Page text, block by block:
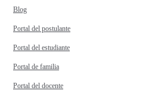
Blog
Portal del postulante
Portal del estudiante
Portal de familia
Portal del docente